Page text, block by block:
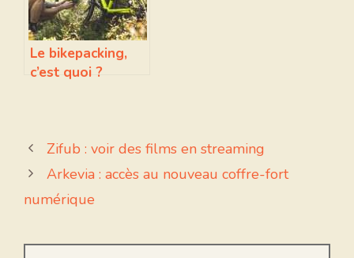
Le bikepacking,
c’est quoi ?
Zifub : voir des films en streaming
Arkevia : accès au nouveau coffre-fort
numérique